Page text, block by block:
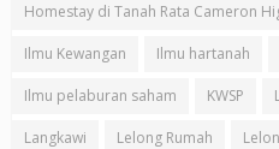
Homestay di Tanah Rata Cameron
Ilmu Kewangan Ilmu hartanah
Ilmu pelaburan saham KWSP
Langkawi Lelong Rumah